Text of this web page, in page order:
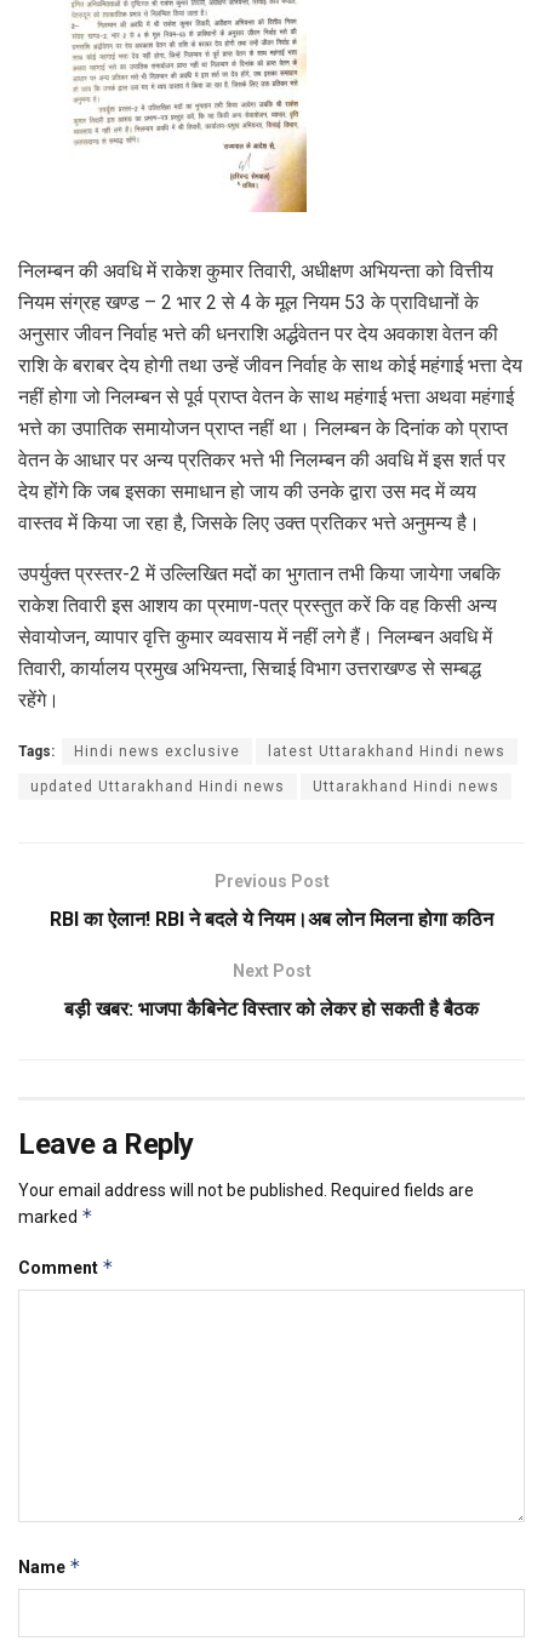
निलम्बन की अवधि में राकेश कुमार तिवारी, अधीक्षण अभियन्ता को वित्तीय
नियम संग्रह खण्ड – 2 भार 2 से 4 के मूल नियम 53 के प्राविधानों के
अनुसार जीवन निर्वाह भत्ते की धनराशि अर्द्धवेतन पर देय अवकाश वेतन की
राशि के बराबर देय होगी तथा उन्हें जीवन निर्वाह के साथ कोई महंगाई भत्ता देय
नहीं होगा जो निलम्बन से पूर्व प्राप्त वेतन के साथ महंगाई भत्ता अथवा महंगाई
भत्ते का उपातिक समायोजन प्राप्त नहीं था। निलम्बन के दिनांक को प्राप्त
वेतन के आधार पर अन्य प्रतिकर भत्ते भी निलम्बन की अवधि में इस शर्त पर
देय होंगे कि जब इसका समाधान हो जाय की उनके द्वारा उस मद में व्यय
वास्तव में किया जा रहा है, जिसके लिए उक्त प्रतिकर भत्ते अनुमन्य है।
उपर्युक्त प्रस्तर-2 में उल्लिखित मदों का भुगतान तभी किया जायेगा जबकि
राकेश तिवारी इस आशय का प्रमाण-पत्र प्रस्तुत करें कि वह किसी अन्य
सेवायोजन, व्यापार वृत्ति कुमार व्यवसाय में नहीं लगे हैं। निलम्बन अवधि में
तिवारी, कार्यालय प्रमुख अभियन्ता, सिचाई विभाग उत्तराखण्ड से सम्बद्ध
रहेंगे।
Tags: Hindi news exclusive latest Uttarakhand Hindi news
updated Uttarakhand Hindi news Uttarakhand Hindi news
Previous Post
RBI का ऐलान! RBI ने बदले ये नियम।अब लोन मिलना होगा कठिन
Next Post
बड़ी खबर: भाजपा कैबिनेट विस्तार को लेकर हो सकती है बैठक
Leave a Reply
Your email address will not be published. Required fields are
marked *
Comment *
Name *